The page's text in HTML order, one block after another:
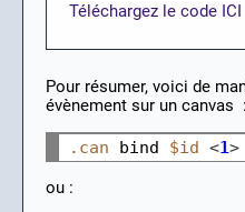
Téléchargez le code ICI
Pour résumer, voici de
évènement sur un canvas :
.can bind $id <1>
ou :